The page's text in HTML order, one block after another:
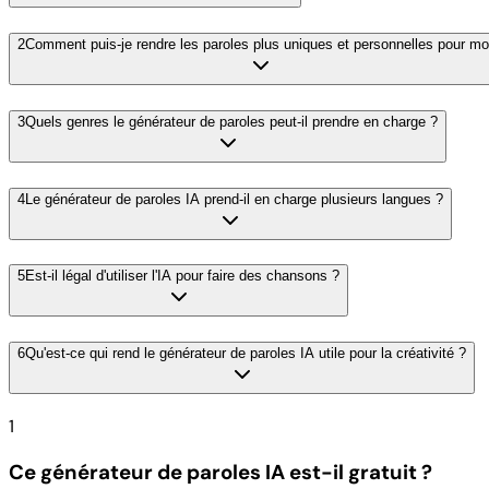
2Comment puis-je rendre les paroles plus uniques et personnelles pour
3Quels genres le générateur de paroles peut-il prendre en charge ?
4Le générateur de paroles IA prend-il en charge plusieurs langues ?
5Est-il légal d'utiliser l'IA pour faire des chansons ?
6Qu'est-ce qui rend le générateur de paroles IA utile pour la créativité ?
1
Ce générateur de paroles IA est-il gratuit ?